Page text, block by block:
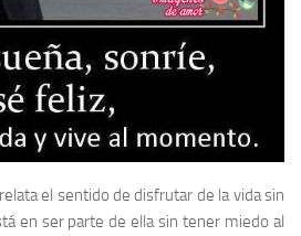
el sentido de disfrutar de la vida sin
en ser parte de ella sin tener miedo al